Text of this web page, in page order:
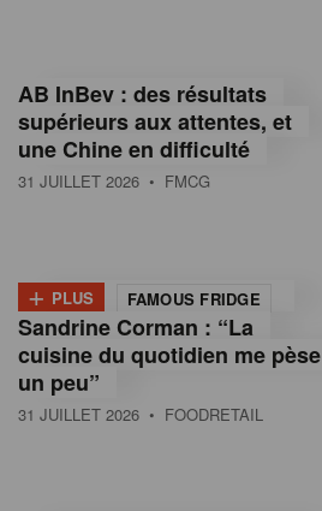
n
o
m
a
AB InBev : des résultats
supérieurs aux attentes, et
une Chine en difficulté
31 JUILLET 2026 • FMCG
+ PLUS FAMOUS FRIDGE
Sandrine Corman : “La
cuisine du quotidien me pèse
un peu”
31 JUILLET 2026 • FOODRETAIL